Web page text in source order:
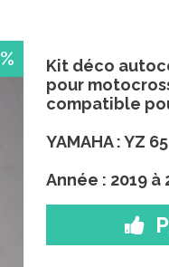
Kit déco
pour
compatible
YAMAHA : YZ 65
Année : 2019 à